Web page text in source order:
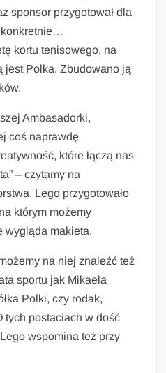
sponsor przygotował dla
konkretnie…
kortu tenisowego, na
jest Polka. Zbudowano ją
Ambasadorki,
coś naprawdę
które łączą nas
– czytamy na
Lego przygotowało
którym możemy
wygląda makieta.
na niej znaleźć też
sportu jak Mikaela
Polki, czy rodak,
tych postaciach w dość
wspomina też przy